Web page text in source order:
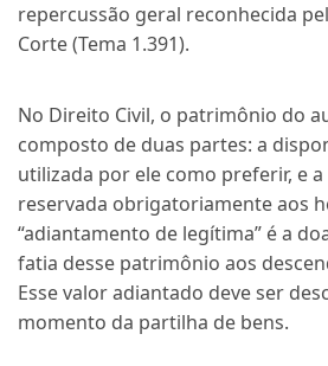
repercussão geral reconhecida
Corte (Tema 1.391).
No Direito Civil, o patrimônio do
composto de duas partes: a
utilizada por ele como preferir, e
reservada obrigatoriamente aos
“adiantamento de legítima” é a
fatia desse patrimônio aos
Esse valor adiantado deve ser
momento da partilha de bens.